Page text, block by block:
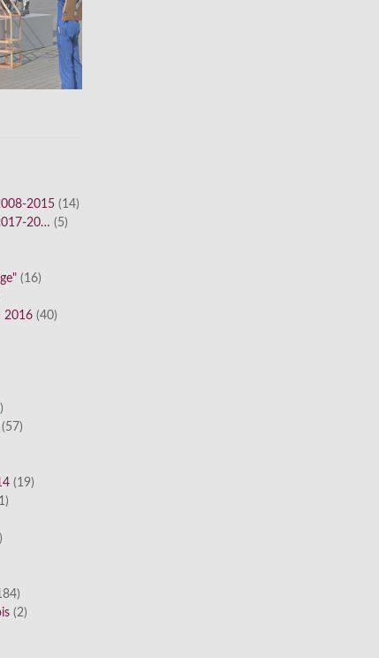
2015 (14)
20… (5)
(16)
2016 (40)
(57)
(19)
(2)